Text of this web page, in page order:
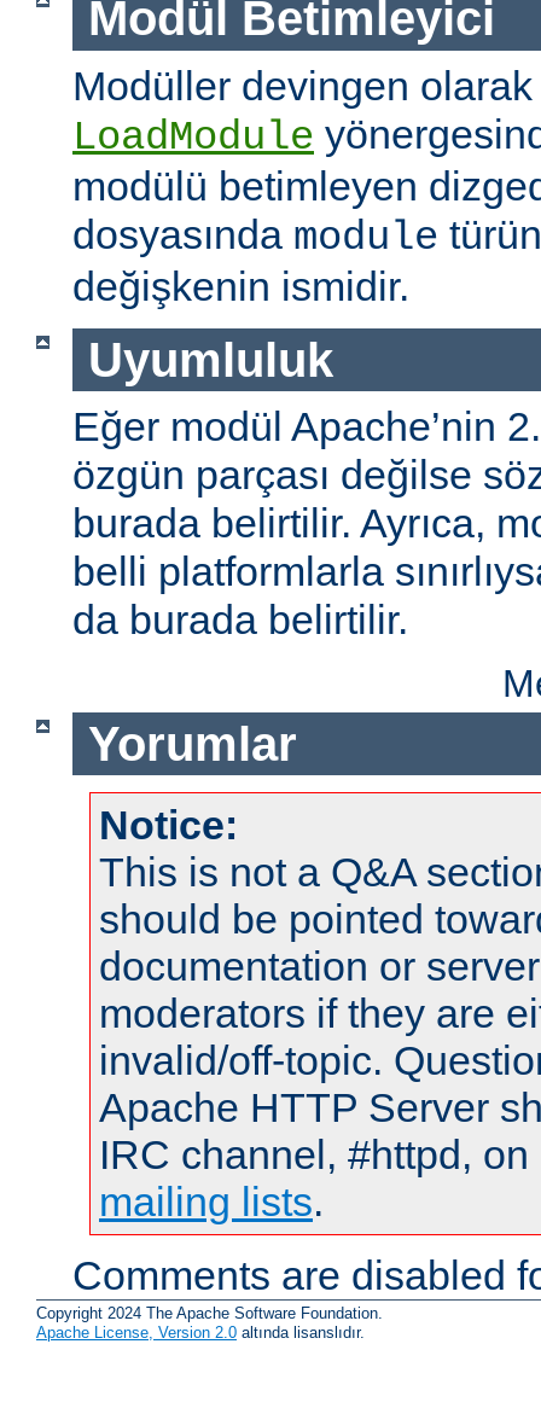
Modül Betimleyici
Modüller devingen
LoadModule
modülü betimleyen
dosyasında module
değişkenin ismidir.
Uyumluluk
Eğer modül Apache’nin 2.
özgün parçası değilse
burada belirtilir. Ayrıca,
belli platformlarla
da burada belirtilir.
Yorumlar
Notice:
This is not a Q&A
should be pointed
documentation or
moderators if they are
invalid/off-topic.
Apache HTTP Server
IRC channel, #httpd,
mailing lists.
Comments are disabled
Copyright 2024 The Apache Software Foundation.
Apache License, Version 2.0 altında lisanslıdır.